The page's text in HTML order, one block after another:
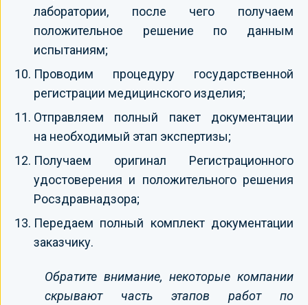
лаборатории, после чего получаем
положительное решение по данным
испытаниям;
Проводим процедуру государственной
регистрации медицинского изделия;
Отправляем полный пакет документации
на необходимый этап экспертизы;
Получаем оригинал Регистрационного
удостоверения и положительного решения
Росздравнадзора;
Передаем полный комплект документации
заказчику.
Обратите внимание, некоторые компании
скрывают часть этапов работ по